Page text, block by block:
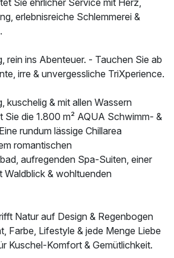
Sie ehrlicher Service mit Herz,
erlebnisreiche Schlemmerei &
rein ins Abenteuer. - Tauchen Sie ab
irre & unvergessliche TriXperience.
kuschelig & mit allen Wassern
die 1.800 m² AQUA Schwimm- &
rundum lässige Chillarea
romantischen
aufregenden Spa-Suiten, einer
Waldblick & wohltuenden
Natur auf Design & Regenbogen
Farbe, Lifestyle & jede Menge Liebe
Kuschel-Komfort & Gemütlichkeit.